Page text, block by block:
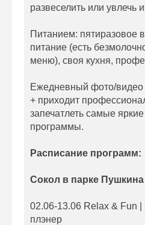
развеселить или увлечь
Питанием: пятиразовое
питание (есть
меню), своя кухня,
Ежедневный фото/видео
+ приходит
запечатлеть самые
программы.
Расписание программ:
Сокол в парке Пушкина
02.06-13.06 Relax & Fun |
плэнер